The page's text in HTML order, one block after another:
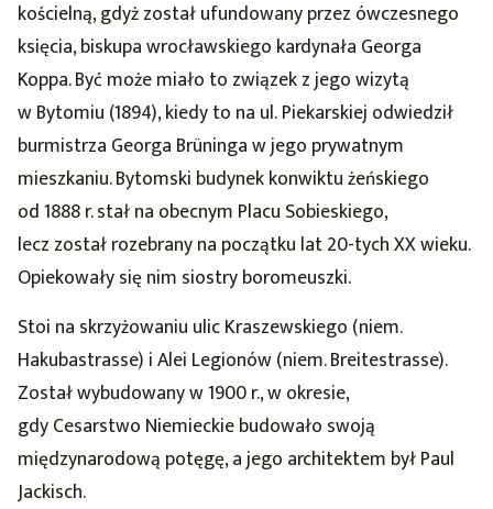
kościelną, gdyż został ufundowany przez ówczesnego
księcia, biskupa wrocławskiego kardynała Georga
Koppa. Być może miało to związek z jego wizytą
w Bytomiu (1894), kiedy to na ul. Piekarskiej odwiedził
burmistrza Georga Brüninga w jego prywatnym
mieszkaniu. Bytomski budynek konwiktu żeńskiego
od 1888 r. stał na obecnym Placu Sobieskiego,
lecz został rozebrany na początku lat 20-tych XX wieku.
Opiekowały się nim siostry boromeuszki.
Stoi na skrzyżowaniu ulic Kraszewskiego (niem.
Hakubastrasse) i Alei Legionów (niem. Breitestrasse).
Został wybudowany w 1900 r., w okresie,
gdy Cesarstwo Niemieckie budowało swoją
międzynarodową potęgę, a jego architektem był Paul
Jackisch.